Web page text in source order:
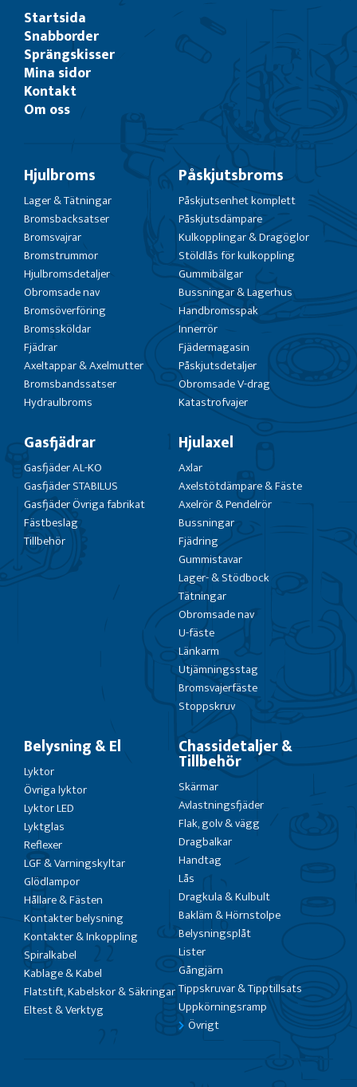
Startsida
Snabborder
Sprängskisser
Mina sidor
Kontakt
Om oss
Hjulbroms
Lager & Tätningar
Bromsbacksatser
Bromsvajrar
Bromstrummor
Hjulbromsdetaljer
Obromsade nav
Bromsöverföring
Bromssköldar
Fjädrar
Axeltappar & Axelmutter
Bromsbandssatser
Hydraulbroms
Påskjutsbroms
Påskjutsenhet komplett
Påskjutsdämpare
Kulkopplingar & Dragöglor
Stöldlås för kulkoppling
Gummibälgar
Bussningar & Lagerhus
Handbromsspak
Innerrör
Fjädermagasin
Påskjutsdetaljer
Obromsade V-drag
Katastrofvajer
Gasfjädrar
Gasfjäder AL-KO
Gasfjäder STABILUS
Gasfjäder Övriga fabrikat
Fästbeslag
Tillbehör
Hjulaxel
Axlar
Axelstötdämpare & Fäste
Axelrör & Pendelrör
Bussningar
Fjädring
Gummistavar
Lager- & Stödbock
Tätningar
Obromsade nav
U-fäste
Länkarm
Utjämningsstag
Bromsvajerfäste
Stoppskruv
Belysning & El
Lyktor
Övriga lyktor
Lyktor LED
Lyktglas
Reflexer
LGF & Varningskyltar
Glödlampor
Hållare & Fästen
Kontakter belysning
Kontakter & Inkoppling
Spiralkabel
Kablage & Kabel
Flatstift, Kabelskor & Säkringar
Eltest & Verktyg
Chassidetaljer &
Tillbehör
Skärmar
Avlastningsfjäder
Flak, golv & vägg
Dragbalkar
Handtag
Lås
Dragkula & Kulbult
Bakläm & Hörnstolpe
Belysningsplåt
Lister
Gångjärn
Tippskruvar & Tipptillsats
Uppkörningsramp
Övrigt